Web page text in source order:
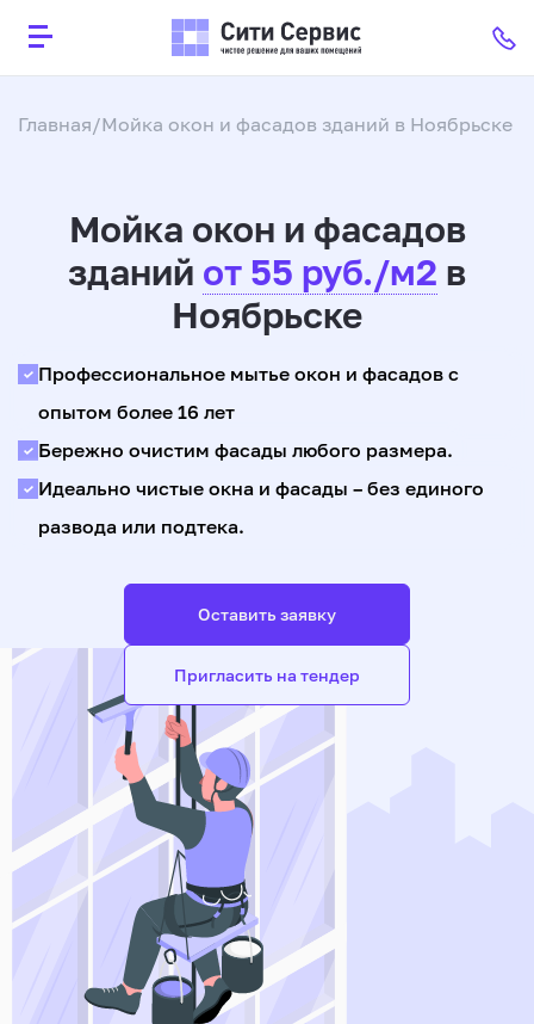
Главная Мойка окон и фасадов зданий в Ноябрьскe
Мойка окон и фасадов
зданий от 55 руб./м2 в
Ноябрьске
Профессиональное мытье окон и фасадов с
опытом более 16 лет
Бережно очистим фасады любого размера.
Идеально чистые окна и фасады – без единого
развода или подтека.
Оставить заявку
Пригласить на тендер